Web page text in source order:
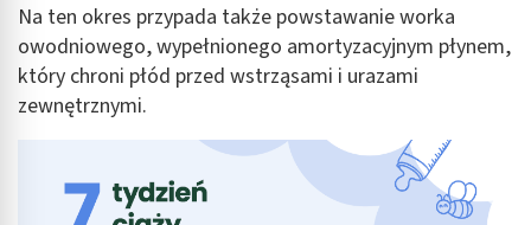
Na ten okres przypada także powstawanie worka
owodniowego, wypełnionego amortyzacyjnym płynem,
który chroni płód przed wstrząsami i urazami
zewnętrznymi.